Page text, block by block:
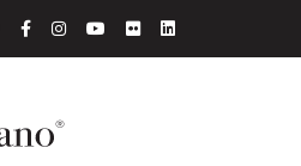
Facebook
Instagram
YouTube
FlickrLinkedin